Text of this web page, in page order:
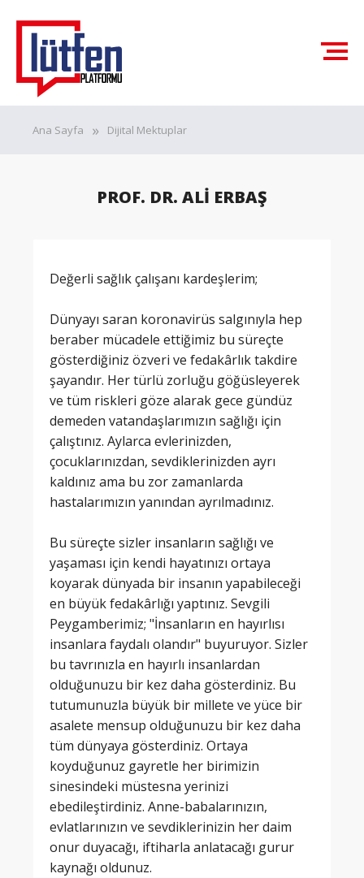
Ana Sayfa Dijital Mektuplar
PROF. DR. ALİ ERBAŞ
Değerli sağlık çalışanı kardeşlerim;
Dünyayı saran koronavirüs salgınıyla hep
beraber mücadele ettiğimiz bu süreçte
gösterdiğiniz özveri ve fedakârlık takdire
şayandır. Her türlü zorluğu göğüsleyerek
ve tüm riskleri göze alarak gece gündüz
demeden vatandaşlarımızın sağlığı için
çalıştınız. Aylarca evlerinizden,
çocuklarınızdan, sevdiklerinizden ayrı
kaldınız ama bu zor zamanlarda
hastalarımızın yanından ayrılmadınız.
Bu süreçte sizler insanların sağlığı ve
yaşaması için kendi hayatınızı ortaya
koyarak dünyada bir insanın yapabileceği
en büyük fedakârlığı yaptınız. Sevgili
Peygamberimiz; "İnsanların en hayırlısı
insanlara faydalı olandır" buyuruyor. Sizler
bu tavrınızla en hayırlı insanlardan
olduğunuzu bir kez daha gösterdiniz. Bu
tutumunuzla büyük bir millete ve yüce bir
asalete mensup olduğunuzu bir kez daha
tüm dünyaya gösterdiniz. Ortaya
koyduğunuz gayretle her birimizin
sinesindeki müstesna yerinizi
ebedileştirdiniz. Anne-babalarınızın,
evlatlarınızın ve sevdiklerinizin her daim
onur duyacağı, iftiharla anlatacağı gurur
kaynağı oldunuz.